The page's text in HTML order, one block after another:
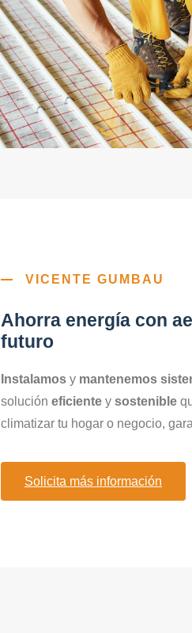
VICENTE GUMBAU
Ahorra energía con
futuro
Instalamos y mantenemos
solución eficiente y sostenible
climatizar tu hogar o negocio,
Solicita más información